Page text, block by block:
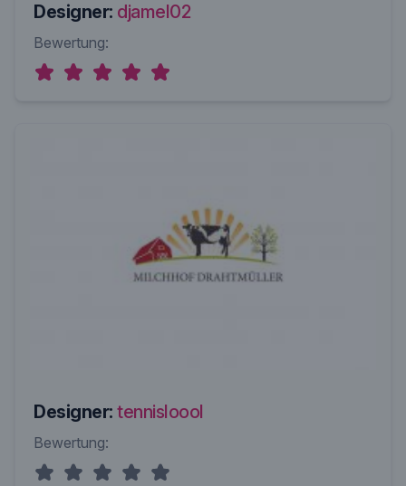
Designer: djamel02
Bewertung:
Designer: tennisloool
Bewertung: